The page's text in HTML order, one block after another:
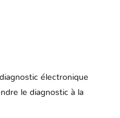
électronique
le diagnostic à la